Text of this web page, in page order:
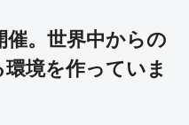
。 世界中からの
境を作っていま